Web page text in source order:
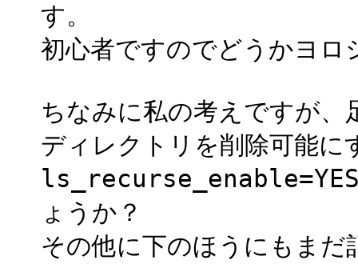
す。
初心者ですのでどうかヨロ
ちなみに私の考えですが、
ディレクトリを削除可能に
ls_recurse_enable=YES
ょうか？
その他に下のほうにもま